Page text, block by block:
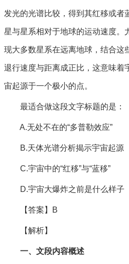
发光的光谱比较，得到其红移或者
星与星系相对于地球的运动速度。
现大多数星系在远离地球，结合这
退行速度与距离成正比，这意味着
宙起源于一个极小的点。
最适合做这段文字标题的是：
A.无处不在的“多普勒效应”
B.天体光谱分析揭示宇宙起源
C.宇宙中的“红移”与“蓝移”
D.宇宙大爆炸之前是什么样子
【答案】B
【解析】
一、文段内容概述